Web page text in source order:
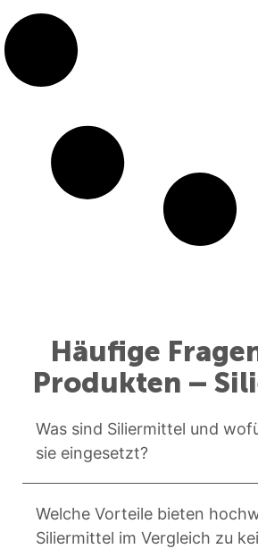
Häufige
Produkten –
Was sind Siliermittel und
sie eingesetzt?
Welche Vorteile bieten
Siliermittel im Vergleich zu